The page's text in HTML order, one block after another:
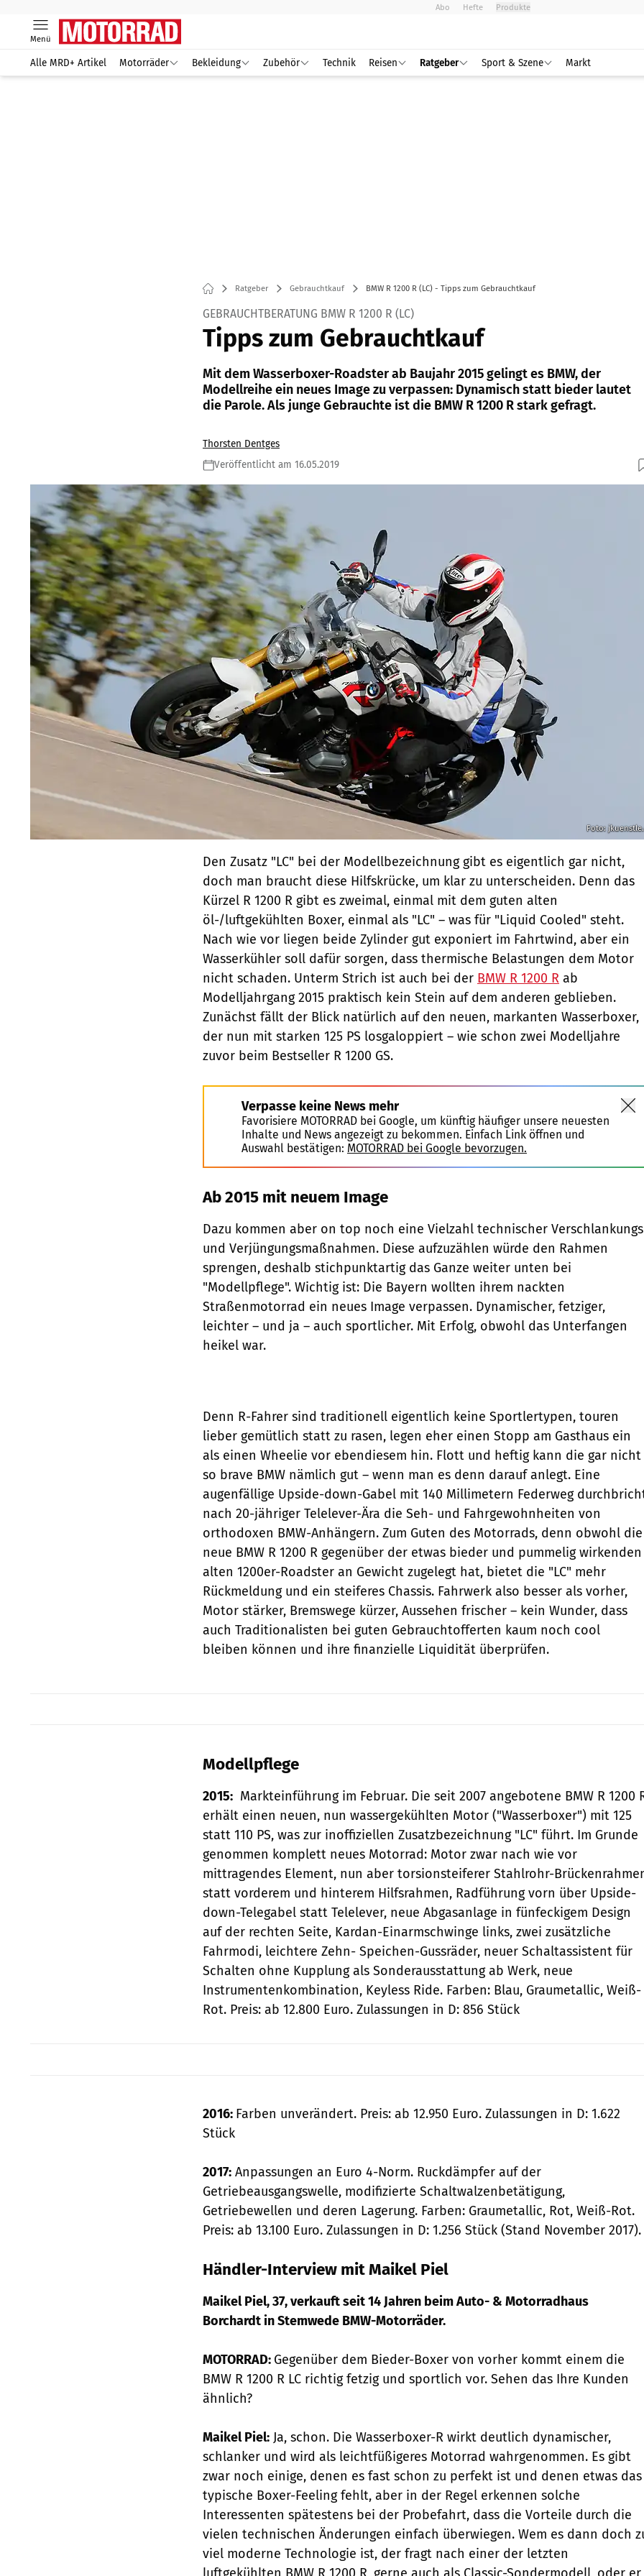
Abo Hefte Produkte
Menü
Alle MRD+ Artikel Motorräder Bekleidung Zubehör Technik Reisen Ratgeber Sport & Szene Markt
Ratgeber Gebrauchtkauf BMW R 1200 R (LC) - Tipps zum Gebrauchtkauf
GEBRAUCHTBERATUNG BMW R 1200 R (LC)
Tipps zum Gebrauchtkauf
Mit dem Wasserboxer-Roadster ab Baujahr 2015 gelingt es BMW, der
Modellreihe ein neues Image zu verpassen: Dynamisch statt bieder lautet
die Parole. Als junge Gebrauchte ist die BMW R 1200 R stark gefragt.
Thorsten Dentges
Veröffentlicht am 16.05.2019
Foto:
Den Zusatz "LC" bei der Modellbezeichnung gibt es eigentlich gar nicht,
doch man braucht diese Hilfskrücke, um klar zu unterscheiden. Denn das
Kürzel R 1200 R gibt es zweimal, einmal mit dem guten alten
öl-/luftgekühlten Boxer, einmal als "LC" – was für "Liquid Cooled" steht.
Nach wie vor liegen beide Zylinder gut exponiert im Fahrtwind, aber ein
Wasserkühler soll dafür sorgen, dass thermische Belastungen dem Motor
nicht schaden. Unterm Strich ist auch bei der BMW R 1200 R ab
Modelljahrgang 2015 praktisch kein Stein auf dem anderen geblieben.
Zunächst fällt der Blick natürlich auf den neuen, markanten Wasserboxer,
der nun mit starken 125 PS losgaloppiert – wie schon zwei Modelljahre
zuvor beim Bestseller R 1200 GS.
Verpasse keine News mehr
Favorisiere MOTORRAD bei Google, um künftig häufiger unsere neuesten
Inhalte und News angezeigt zu bekommen. Einfach Link öffnen und
Auswahl bestätigen: MOTORRAD bei Google bevorzugen.
Ab 2015 mit neuem Image
Dazu kommen aber on top noch eine Vielzahl technischer
und Verjüngungsmaßnahmen. Diese aufzuzählen würde den Rahmen
sprengen, deshalb stichpunktartig das Ganze weiter unten bei
"Modellpflege". Wichtig ist: Die Bayern wollten ihrem nackten
Straßenmotorrad ein neues Image verpassen. Dynamischer, fetziger,
leichter – und ja – auch sportlicher. Mit Erfolg, obwohl das Unterfangen
heikel war.
Denn R-Fahrer sind traditionell eigentlich keine Sportlertypen, touren
lieber gemütlich statt zu rasen, legen eher einen Stopp am Gasthaus ein
als einen Wheelie vor ebendiesem hin. Flott und heftig kann die gar nicht
so brave BMW nämlich gut – wenn man es denn darauf anlegt. Eine
augenfällige Upside-down-Gabel mit 140 Millimetern Federweg
nach 20-jähriger Telelever-Ära die Seh- und Fahrgewohnheiten von
orthodoxen BMW-Anhängern. Zum Guten des Motorrads, denn obwohl die
neue BMW R 1200 R gegenüber der etwas bieder und pummelig wirkenden
alten 1200er-Roadster an Gewicht zugelegt hat, bietet die "LC" mehr
Rückmeldung und ein steiferes Chassis. Fahrwerk also besser als vorher,
Motor stärker, Bremswege kürzer, Aussehen frischer – kein Wunder, dass
auch Traditionalisten bei guten Gebrauchtofferten kaum noch cool
bleiben können und ihre finanzielle Liquidität überprüfen.
Modellpflege
2015: Markteinführung im Februar. Die seit 2007 angebotene BMW R 1200
erhält einen ­neuen, nun wassergekühlten Motor ("Wasserboxer") mit 125
statt 110 PS, was zur inoffiziellen Zusatzbezeichnung "LC" führt. Im Grunde
genommen komplett neues Motorrad: Motor zwar nach wie vor
mittragendes Element, nun aber torsionsteiferer Stahlrohr-
statt vorderem und hinterem Hilfsrahmen, Radführung vorn über Upside-
down-Telegabel statt Telelever, neue Abgasanlage in fünfeckigem Design
auf der rechten Seite, Kardan-Einarmschwinge links, zwei zusätzliche
Fahrmodi, leichtere Zehn- Speichen-Gussräder, neuer ­Schaltassistent für
Schalten ohne Kupplung als Sonderausstattung ab Werk, neue
Instrumentenkombination, Keyless Ride. Farben: Blau, Graumetallic, Weiß-
Rot. Preis: ab 12.800 Euro. Zulassungen in D: 856 Stück
2016: Farben unverändert. Preis: ab 12.950 Euro. Zulassungen in D: 1.622
Stück
2017: Anpassungen an Euro 4-Norm. Ruckdämpfer auf der
Getriebeausgangswelle, modifizierte Schaltwalzenbetätigung,
Getriebewellen und deren Lagerung. Farben: Graumetallic, Rot, Weiß-Rot.
Preis: ab 13.100 Euro. Zulassungen in D: 1.256 Stück (Stand November 2017).
Händler-Interview mit Maikel Piel
Maikel Piel, 37, verkauft seit 14 Jahren beim Auto- & Motorradhaus
Borchardt in Stemwede BMW-Motorräder.
MOTORRAD: Gegenüber dem Bieder-Boxer von vorher kommt einem die
BMW R 1200 R LC richtig fetzig und sportlich vor. Sehen das Ihre Kunden
ähnlich?
Maikel Piel: Ja, schon. Die Wasserboxer-R wirkt deutlich dynamischer,
schlanker und wird als leichtfüßigeres Motorrad wahrgenommen. Es gibt
zwar noch einige, denen es fast schon zu perfekt ist und denen etwas das
typische Boxer-Feeling fehlt, aber in der Regel erkennen solche
Interessenten spätestens bei der Probefahrt, dass die Vorteile durch die
vielen technischen Änderungen einfach überwiegen. Wem es dann doch
viel moderne Technologie ist, der fragt nach einer der letzten